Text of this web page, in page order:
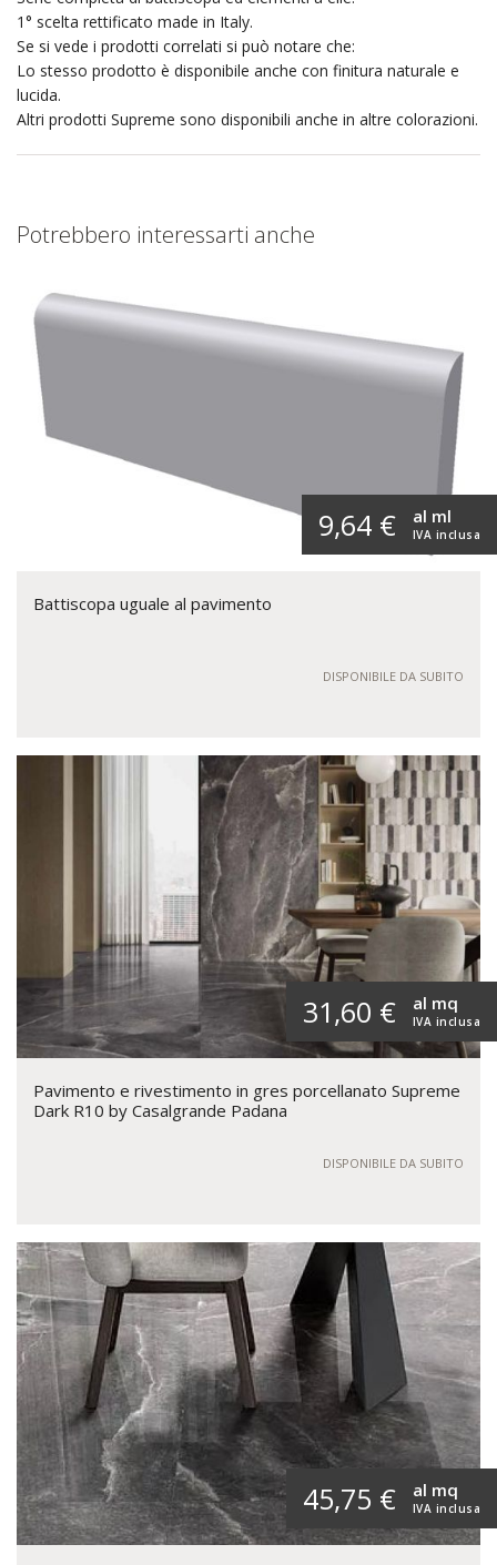
1° scelta rettificato made in Italy.
Se si vede i prodotti correlati si può notare che:
Lo stesso prodotto è disponibile anche con finitura naturale e
lucida.
Altri prodotti Supreme sono disponibili anche in altre colorazioni.
Potrebbero interessarti anche
9,64 € IVA inclusa
al ml
Battiscopa uguale al pavimento
DISPONIBILE DA SUBITO
31,60 € IVA inclusa
al mq
Pavimento e rivestimento in gres porcellanato Supreme
Dark R10 by Casalgrande Padana
DISPONIBILE DA SUBITO
45,75 € IVA inclusa
al mq